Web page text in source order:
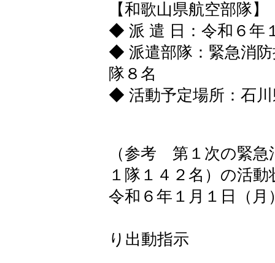
【和歌山県航空部隊】
◆ 派 遣 日：令和６年
◆ 派遣部隊：緊急消
隊８名
◆ 活動予定場所：石
（参考 第１次の緊急
１隊１４２名）の活動
令和６年１月１日（
り出動指示